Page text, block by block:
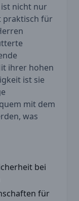
ist nicht nur
praktisch für
ihrer hohen
ist sie
mit dem
was
bei
für